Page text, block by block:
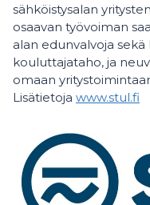
sähköistysalan
osaavan työvoiman
alan edunvalvoja
kouluttajataho, ja
omaan
Lisätietoja www.stul.fi